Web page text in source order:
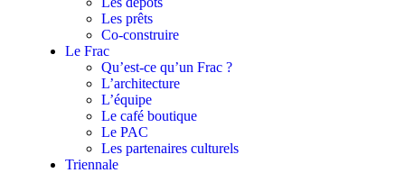
Les prêts
Co-construire
Le Frac
Qu’est-ce qu’un Frac ?
L’architecture
L’équipe
Le café boutique
Le PAC
Les partenaires culturels
Triennale